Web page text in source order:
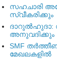
സഹചാരി
സ്വീകരിക്കും
ദാറുല്‍ഹുദാ:
അനുവദിക്കും
SMF
മേഖലകളില്‍